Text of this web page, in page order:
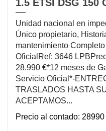
1.5 ETSI DSG 150
Unidad nacional en
Único propietario,
mantenimiento
OficialRef: 3646
28.990 €*12 meses de
Servicio Oficial*-
TRASLADOS HASTA
ACEPTAMOS...
28990